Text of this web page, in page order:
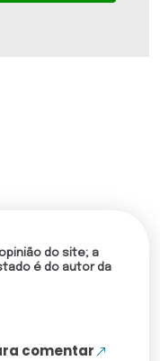
do site; a
é do autor da
comentar